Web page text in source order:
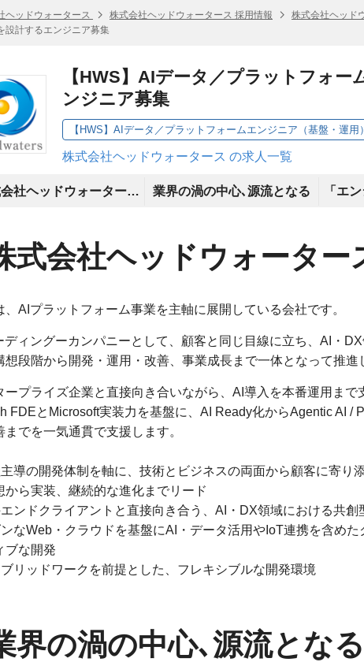
ヘッドウォータース 株式会社ヘッドウォータース 採用情報 株式会社ヘッド
設計するエンジニア募集
【HWS】AIデータ／プラットフォ
ンジニア募集
【HWS】AIデータ／プラットフォームエンジニア（基盤・運用）
株式会社ヘッドウォータース の求人一覧
株式会社ヘッドウォータースとは 業界の渦の中心､源流となる
式会社ヘッドウォーター
、AIプラットフォーム事業を主軸に展開している会社です。
ディングーカンパニーとして、顧客と同じ目線に立ち、AI・
想段階から開発・運用・改善、事業成長まで一体となって推進
ープライズ企業と直接向き合いながら、AI導入を本番運用まで
FDEとMicrosoft実装力を基盤に、AI Ready化からAgentic AI /
までを一気通貫で支援します。
導の開発体制を軸に、技術とビジネスの両面から顧客に寄り
から実装、継続的な進化までリード
ンドクライアントと直接向き合う、AI・DX領域における共創
なWeb・クラウドを基盤にAI・データ活用やIoT連携を含め
ブな開発
リッドワークを前提とした、フレキシブルな開発環境
界の渦の中心､源流となる